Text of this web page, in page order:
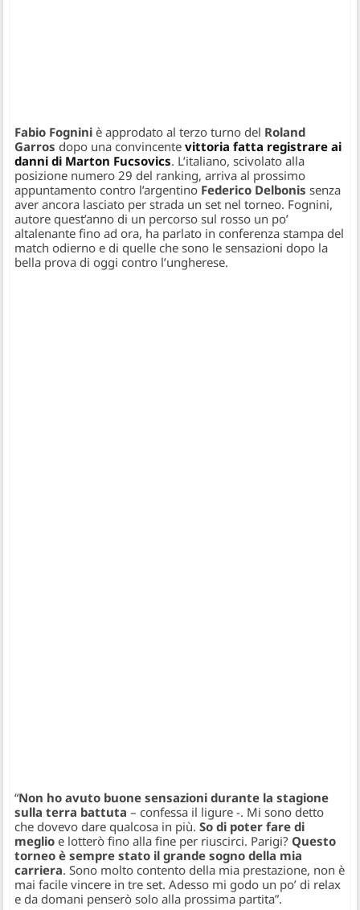
Fabio Fogniniè approdato al terzo turno del Roland
Garros dopo una convincentevittoria fatta registrare ai
danni di Marton Fucsovics. L’italiano, scivolato alla
posizione numero 29 del ranking, arriva al prossimo
appuntamento contro l’argentino Federico Delbonissenza
aver ancora lasciato per strada un set nel torneo. Fognini,
autore quest’anno di un percorso sul rosso un po’
altalenante fino ad ora, ha parlato in conferenza stampa del
match odierno e di quelle che sono le sensazioni dopo la
bella prova di oggi contro l’ungherese.
“Non ho avuto buone sensazioni durante la stagione
sulla terra battuta– confessa il ligure -. Mi sono detto
che dovevo dare qualcosa in più. So di poter fare di
meglio e lotterò fino alla fine per riuscirci. Parigi?Questo
torneo è sempre stato il grande sogno della mia
carriera. Sono molto contento della mia prestazione, non è
mai facile vincere in tre set. Adesso mi godo un po’ di relax
e da domani penserò solo alla prossima partita”.